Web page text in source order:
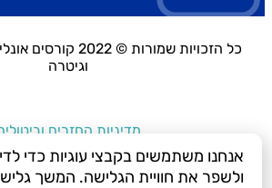
כל הזכויות שמורות © 2022
וגיטרה
מדיניות החזרים וביטולים
אנחנו משתמשים בקבצי עוגיות כדי לדייק
ולשפר את חוויית הגלישה. המשך גלישה